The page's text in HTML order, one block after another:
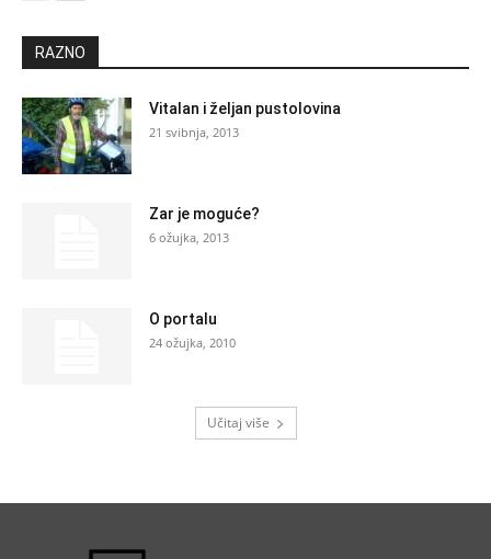
RAZNO
Vitalan i željan pustolovina
21 svibnja, 2013
Zar je moguće?
6 ožujka, 2013
O portalu
24 ožujka, 2010
Učitaj više